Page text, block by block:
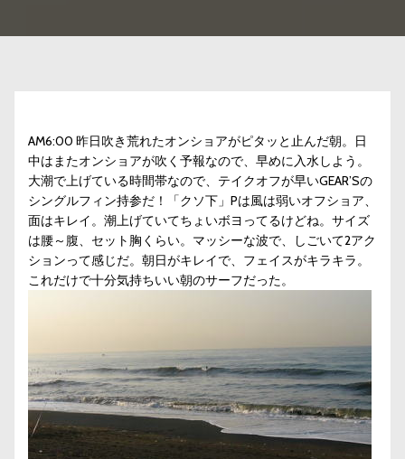
AM6:00 昨日吹き荒れたオンショアがピタッと止んだ朝。日
中はまたオンショアが吹く予報なので、早めに入水しよう。
大潮で上げている時間帯なので、テイクオフが早いGEAR’Sの
シングルフィン持参だ！「クソ下」Pは風は弱いオフショア、
面はキレイ。潮上げていてちょいボヨってるけどね。サイズ
は腰～腹、セット胸くらい。マッシーな波で、しごいて2アク
ションって感じだ。朝日がキレイで、フェイスがキラキラ。
これだけで十分気持ちいい朝のサーフだった。